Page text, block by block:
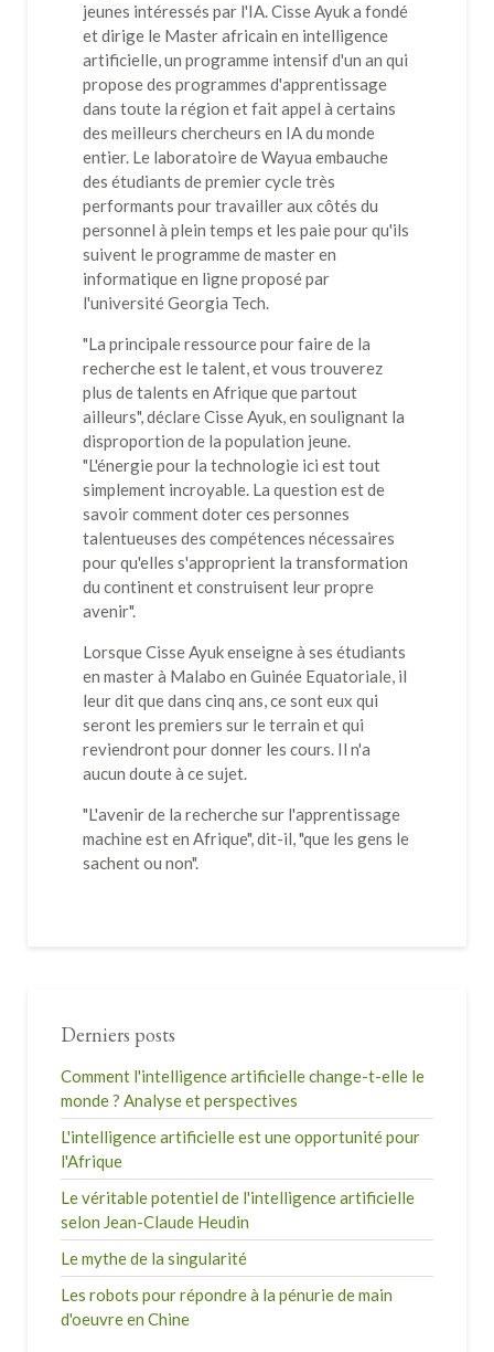
jeunes intéressés par l'IA. Cisse Ayuk a fondé
et dirige le Master africain en intelligence
artificielle, un programme intensif d'un an qui
propose des programmes d'apprentissage
dans toute la région et fait appel à certains
des meilleurs chercheurs en IA du monde
entier. Le laboratoire de Wayua embauche
des étudiants de premier cycle très
performants pour travailler aux côtés du
personnel à plein temps et les paie pour qu'ils
suivent le programme de master en
informatique en ligne proposé par
l'université Georgia Tech.
"La principale ressource pour faire de la
recherche est le talent, et vous trouverez
plus de talents en Afrique que partout
ailleurs", déclare Cisse Ayuk, en soulignant la
disproportion de la population jeune.
"L'énergie pour la technologie ici est tout
simplement incroyable. La question est de
savoir comment doter ces personnes
talentueuses des compétences nécessaires
pour qu'elles s'approprient la transformation
du continent et construisent leur propre
avenir".
Lorsque Cisse Ayuk enseigne à ses étudiants
en master à Malabo en Guinée Equatoriale, il
leur dit que dans cinq ans, ce sont eux qui
seront les premiers sur le terrain et qui
reviendront pour donner les cours. Il n'a
aucun doute à ce sujet.
"L'avenir de la recherche sur l'apprentissage
machine est en Afrique", dit-il, "que les gens le
sachent ou non".
Derniers posts
Comment l'intelligence artificielle change-t-elle le
monde ? Analyse et perspectives
L'intelligence artificielle est une opportunité pour
l'Afrique
Le véritable potentiel de l'intelligence artificielle
selon Jean-Claude Heudin
Le mythe de la singularité
Les robots pour répondre à la pénurie de main
d'oeuvre en Chine